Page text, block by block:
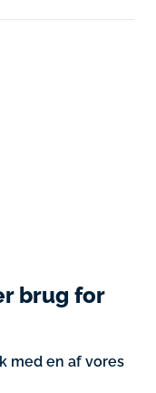
brug for
med en af vores